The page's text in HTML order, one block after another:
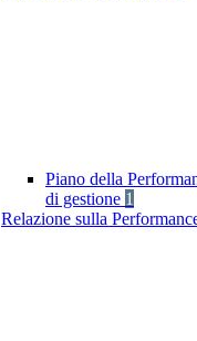
Piano della
di gestione 1
Relazione sulla